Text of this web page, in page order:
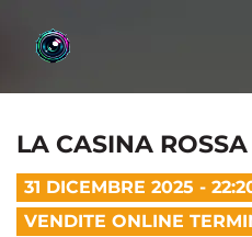
LA CASINA ROSSA
31 DICEMBRE 2025 -
VENDITE ONLINE